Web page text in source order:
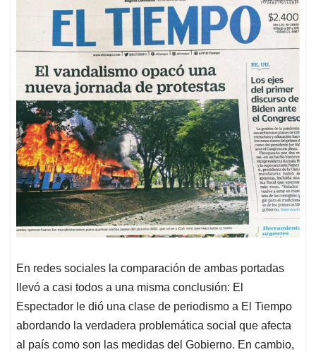
En redes sociales la comparación de ambas portadas
llevó a casi todos a una misma conclusión: El
Espectador le dió una clase de periodismo a El Tiempo
abordando la verdadera problemática social que afecta
al país como son las medidas del Gobierno. En cambio,